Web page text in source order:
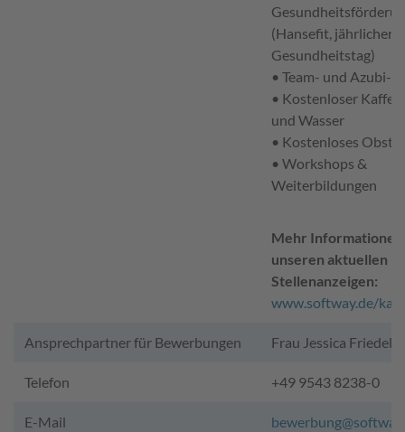
(Hansefit, jährlicher
Gesundheitstag)
• Team- und Azubi-
• Kostenloser Kaffee,
und Wasser
• Kostenloses Obst
• Workshops &
Weiterbildungen
Mehr Informationen
unseren aktuellen
Stellenanzeigen:
www.softway.de/
Ansprechpartner für Bewerbungen Frau Jessica Friedel
Telefon +49 9543 8238-0
E-Mail